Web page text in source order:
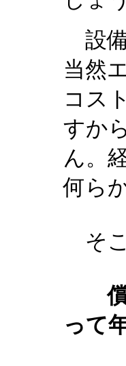
設備
当然
コス
すか
ん。
何ら
そ
って